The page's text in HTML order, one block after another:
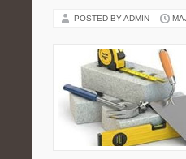
POSTED BY ADMIN